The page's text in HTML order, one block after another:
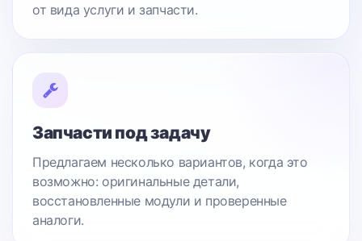
от вида услуги и запчасти.
Запчасти под задачу
Предлагаем несколько вариантов, когда это
возможно: оригинальные детали,
восстановленные модули и проверенные
аналоги.